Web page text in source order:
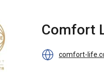
Comfort
 comfort-